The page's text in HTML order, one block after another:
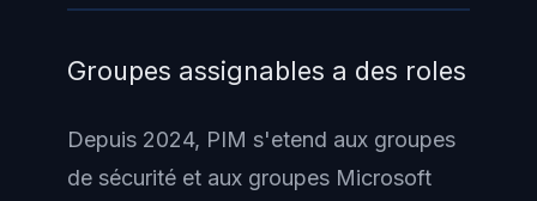
Groupes assignables a des roles
Depuis 2024, PIM s'etend aux groupes
de sécurité et aux groupes Microsoft